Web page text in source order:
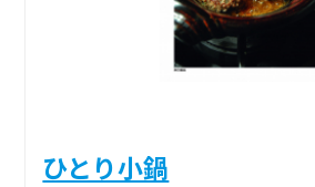
ひとり小鍋